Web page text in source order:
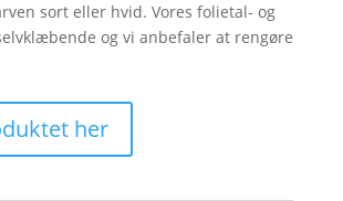
sort eller hvid. Vores folietal- og
og vi anbefaler at rengøre
her